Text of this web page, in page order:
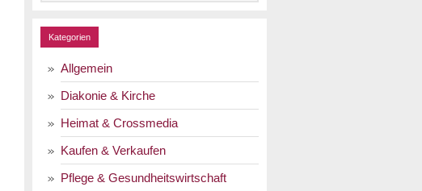
Kategorien
Allgemein
Diakonie & Kirche
Heimat & Crossmedia
Kaufen & Verkaufen
Pflege & Gesundheitswirtschaft